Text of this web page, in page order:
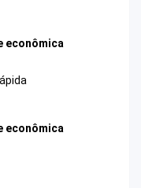
econômica
econômica